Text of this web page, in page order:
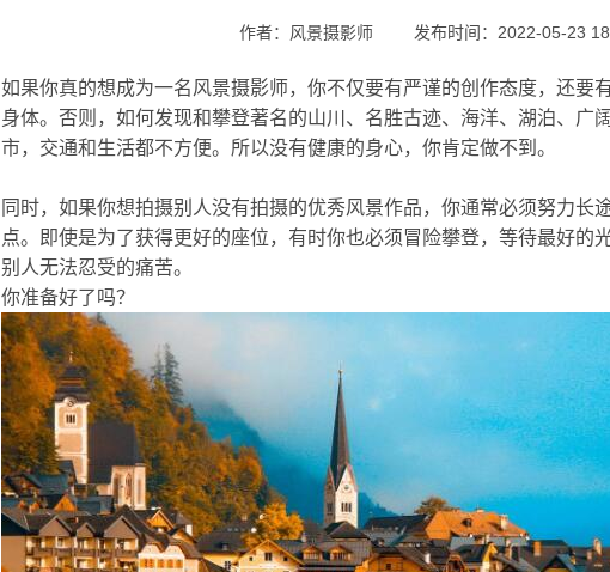
作者：风景摄影师 发布时间：2022-05-23
如果你真的想成为一名风景摄影师，你不仅要有严谨的创作态度，还要
身体。否则，如何发现和攀登著名的山川、名胜古迹、海洋、湖泊、广
市，交通和生活都不方便。所以没有健康的身心，你肯定做不到。
同时，如果你想拍摄别人没有拍摄的优秀风景作品，你通常必须努力长
点。即使是为了获得更好的座位，有时你也必须冒险攀登，等待最好的
别人无法忍受的痛苦。
你准备好了吗？